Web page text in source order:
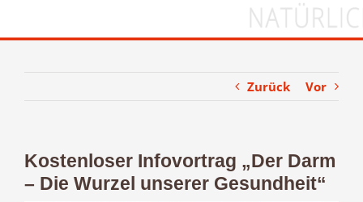
Zurück Vor
Kostenloser Infovortrag „Der Darm
– Die Wurzel unserer Gesundheit“